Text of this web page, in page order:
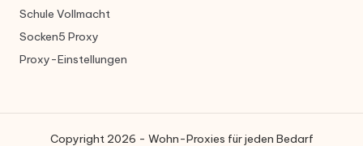
Schule Vollmacht
Socken5 Proxy
Proxy-Einstellungen
Copyright 2026 - Wohn-Proxies für jeden Bedarf